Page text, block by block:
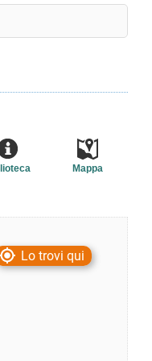
Mappa
Lo trovi qui